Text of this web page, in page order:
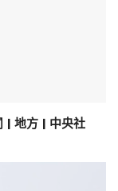
| 地方 | 中央社